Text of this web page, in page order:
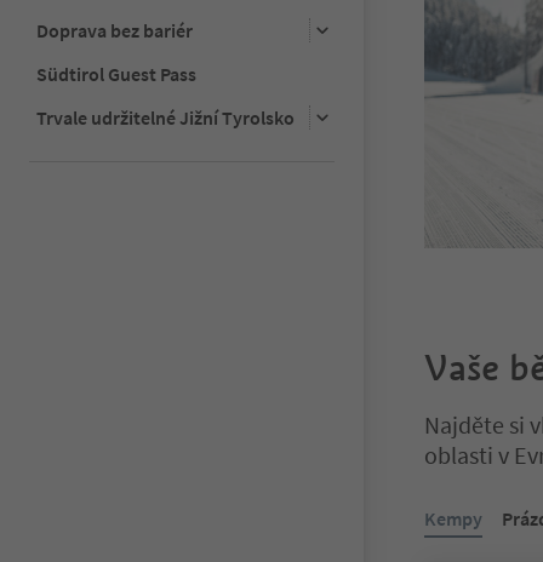
Doprava bez bariér
Südtirol Guest Pass
Trvale udržitelné Jižní Tyrolsko
Vaše
Najděte si
oblasti v
Nacházíte
Kempy